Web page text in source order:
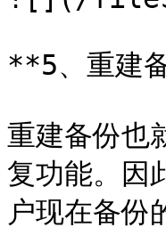
**5、重建
重建备份也
复功能。因
户现在备份